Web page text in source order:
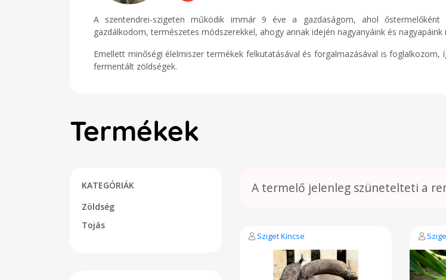
A szentendrei-szigeten működik immár 9 éve a gazdaságom, ahol őstermelőként
gazdálkodom, természetes módszerekkel, ahogy annak idején nagyanyáink és nagyapáink
Emellett minőségi élelmiszer termékek felkutatásával és forgalmazásával is
fermentált zöldségek.
Termékek
KATEGÓRIÁK
Zöldség
Tojás
A termelő jelenleg szünetelteti a
Sziget Kincse